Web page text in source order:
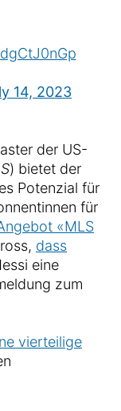
14, 2023
der US-
) bietet der
Potenzial für
für
«MLS
dass
eine
zum
vierteilige